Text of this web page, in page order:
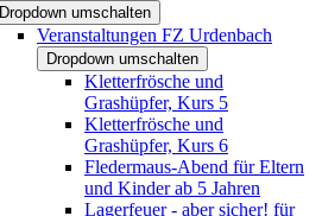
Dropdown umschalten
Veranstaltungen FZ Urdenbach
Dropdown umschalten
Kletterfrösche und
Grashüpfer, Kurs 5
Kletterfrösche und
Grashüpfer, Kurs 6
Fledermaus-Abend für Eltern
und Kinder ab 5 Jahren
Lagerfeuer - aber sicher! für